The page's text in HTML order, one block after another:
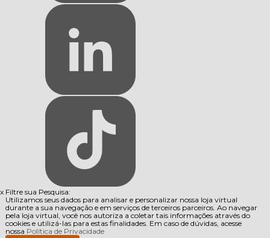
x Filtre sua Pesquisa:
Utilizamos seus dados para analisar e personalizar nossa loja virtual
durante a sua navegação e em serviços de terceiros parceiros. Ao navegar
pela loja virtual, você nos autoriza a coletar tais informações através do
cookies e utilizá-las para estas finalidades. Em caso de dúvidas, acesse
nossa Política de Privacidade